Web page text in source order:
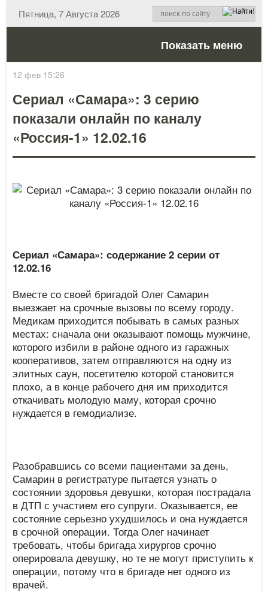
Пятница, 7 Августа 2026
Показать меню
12 фев 15:26
Сериал «Самара»: 3 серию
показали онлайн по каналу
«Россия-1» 12.02.16
Сериал «Самара»: содержание 2 серии от
12.02.16
Вместе со своей бригадой Олег Самарин
выезжает на срочные вызовы по всему городу.
Медикам приходится побывать в самых разных
местах: сначала они оказывают помощь мужчине,
которого избили в районе одного из гаражных
кооперативов, затем отправляются на одну из
элитных саун, посетителю которой становится
плохо, а в конце рабочего дня им приходится
откачивать молодую маму, которая срочно
нуждается в гемодиализе.
Разобравшись со всеми пациентами за день,
Самарин в регистратуре пытается узнать о
состоянии здоровья девушки, которая пострадала
в ДТП с участием его супруги. Оказывается, ее
состояние серьезно ухудшилось и она нуждается
в срочной операции. Тогда Олег начинает
требовать, чтобы бригада хирургов срочно
оперировала девушку, но те не могут приступить к
операции, потому что в бригаде нет одного из
врачей.